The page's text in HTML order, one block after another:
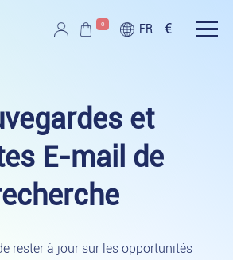
0 FR €
et
E-mail de
rester à jour sur les opportunités